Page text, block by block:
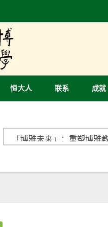
恒大人 联系 成就